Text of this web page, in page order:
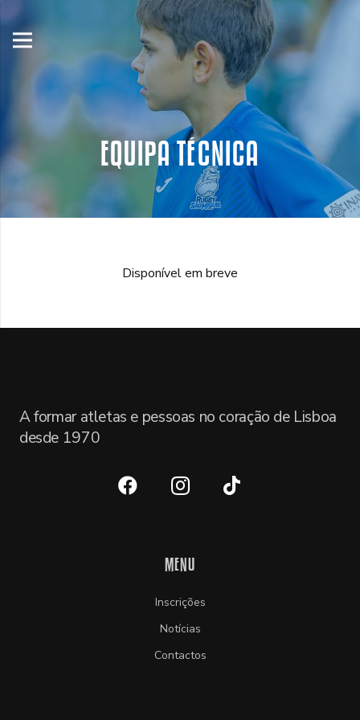
EQUIPA TÉCNICA
Disponível em breve
A formar atletas e pessoas no coração de Lisboa
desde 1970
MENU
Inscrições
Notícias
Contactos